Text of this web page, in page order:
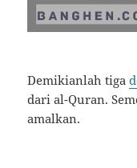
Demikianlah tiga
dari al-Quran.
amalkan.